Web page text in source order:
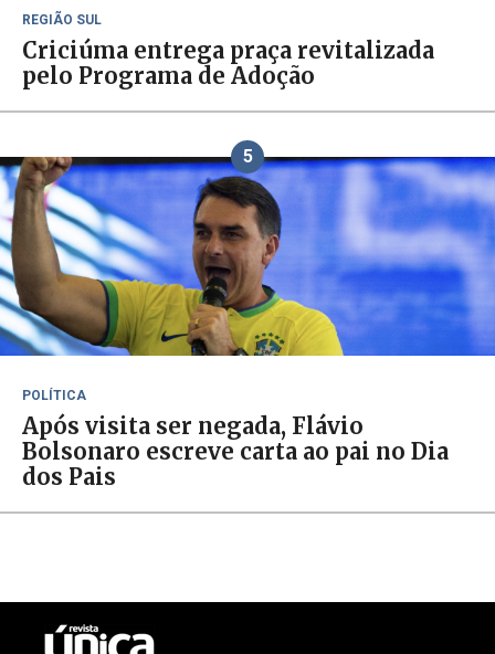
REGIÃO SUL
Criciúma entrega praça revitalizada
pelo Programa de Adoção
5
POLÍTICA
Após visita ser negada, Flávio
Bolsonaro escreve carta ao pai no Dia
dos Pais